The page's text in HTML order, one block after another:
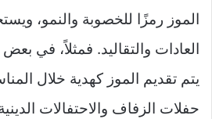
الموز رمزًا للخصوبة والنمو،
العادات والتقاليد. فمثلاً، في بعض
يتم تقديم الموز كهدية خلال
حفلات الزفاف والاحتفالات